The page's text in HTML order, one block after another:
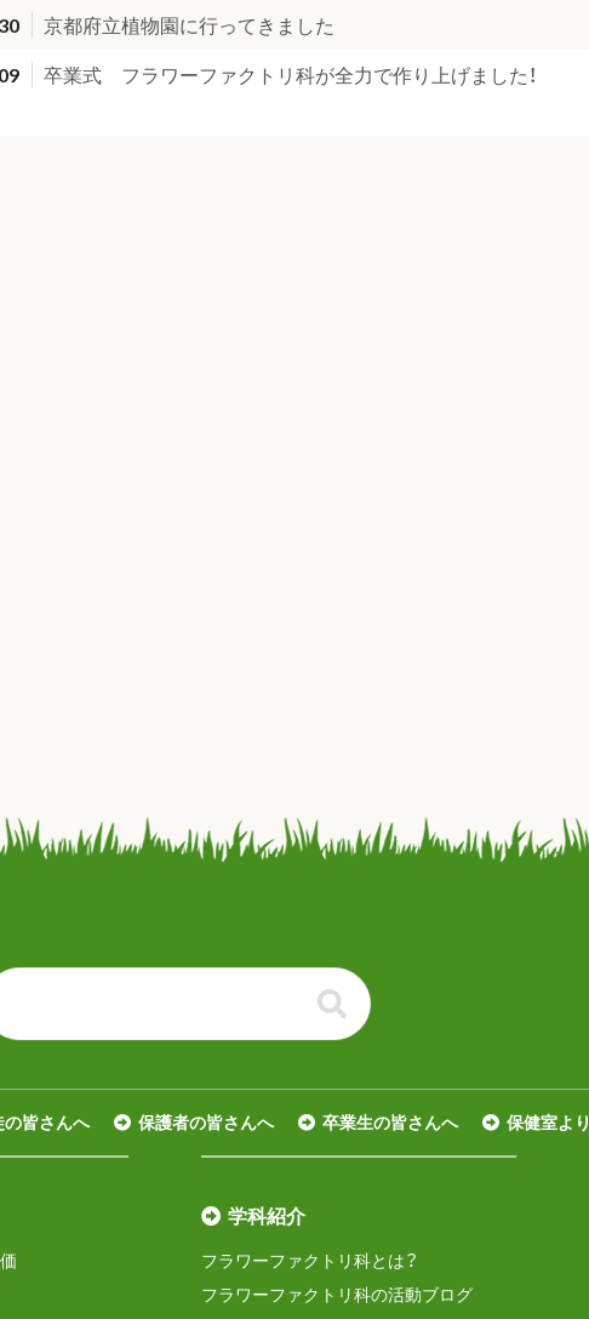
京都府立植物園に行ってきました
卒業式 フラワーファクトリ科が全力で作り上げました！
の皆さんへ 保護者の皆さんへ 卒業生の皆さんへ 保健室より
学科紹介
フラワーファクトリ科とは？
フラワーファクトリ科の活動ブログ